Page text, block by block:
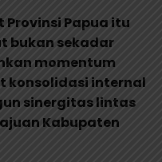
Provinsi Papua itu
bukan sekadar
momentum
konsolidasi internal
sinergitas lintas
Kabupaten